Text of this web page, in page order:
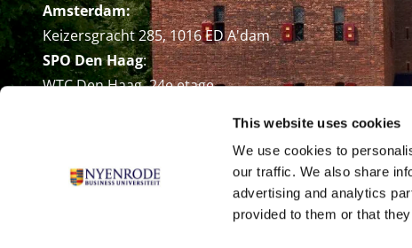
This website uses cookies
We use cookies to
our traffic. We also share
advertising and analytics
provided to them or that
Amsterdam:
Keizersgracht 285, 1016 ED A'dam
SPO Den Haag:
WTC Den Haag, 24e etage
+31 (0)346 29 1211